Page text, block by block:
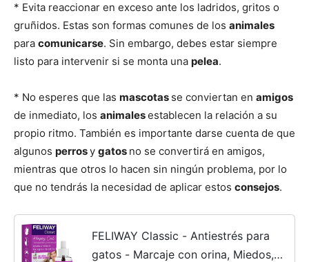
* Evita reaccionar en exceso ante los ladridos, gritos o
gruñidos. Estas son formas comunes de los animales
para comunicarse. Sin embargo, debes estar siempre
listo para intervenir si se monta una pelea.
* No esperes que las mascotas se conviertan en amigos
de inmediato, los animalesestablecen la relación a su
propio ritmo. También es importante darse cuenta de que
algunos perrosy gatos no se convertirá en amigos,
mientras que otros lo hacen sin ningún problema, por lo
que no tendrás la necesidad de aplicar estos consejos.
FELIWAY Classic - Antiestrés para
gatos - Marcaje con orina, Miedos,